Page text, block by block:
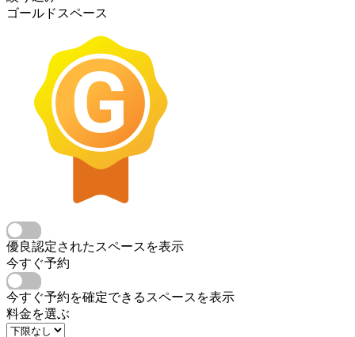
ゴールドスペース
優良認定されたスペースを表示
今すぐ予約
今すぐ予約を確定できるスペースを表示
料金を選ぶ